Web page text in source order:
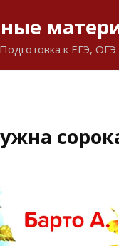
Подготовка к ЕГЭ, ОГЭ